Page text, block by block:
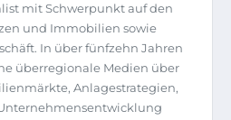
mit Schwerpunkt auf den
und Immobilien sowie
In über fünfzehn Jahren
überregionale Medien über
Anlagestrategien,